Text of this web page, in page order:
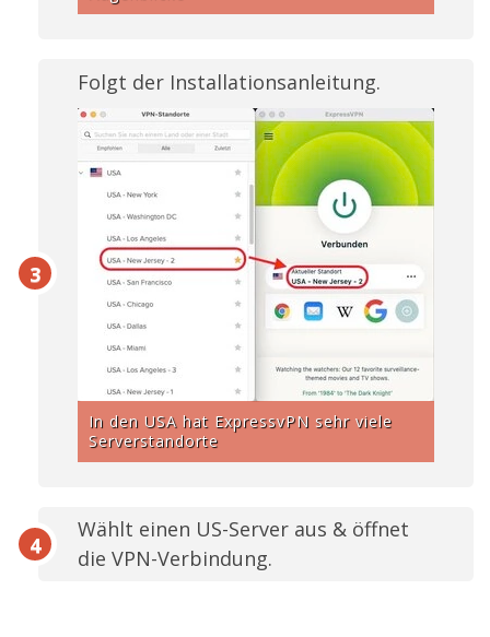
Folgt der Installationsanleitung.
In den USA hat ExpressvPN sehr viele
Serverstandorte
Wählt einen US-Server aus & öffnet
die VPN-Verbindung.